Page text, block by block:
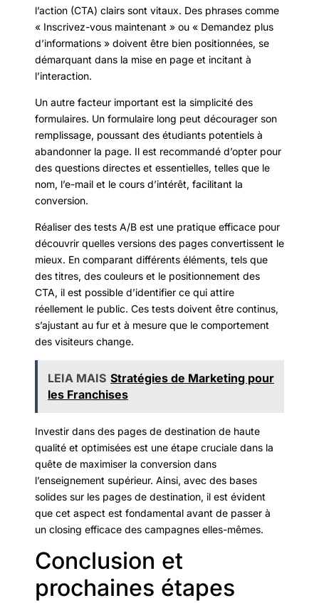
l’action (CTA) clairs sont vitaux. Des phrases comme
« Inscrivez-vous maintenant » ou « Demandez plus
d’informations » doivent être bien positionnées, se
démarquant dans la mise en page et incitant à
l’interaction.
Un autre facteur important est la simplicité des
formulaires. Un formulaire long peut décourager son
remplissage, poussant des étudiants potentiels à
abandonner la page. Il est recommandé d’opter pour
des questions directes et essentielles, telles que le
nom, l’e-mail et le cours d’intérêt, facilitant la
conversion.
Réaliser des tests A/B est une pratique efficace pour
découvrir quelles versions des pages convertissent le
mieux. En comparant différents éléments, tels que
des titres, des couleurs et le positionnement des
CTA, il est possible d’identifier ce qui attire
réellement le public. Ces tests doivent être continus,
s’ajustant au fur et à mesure que le comportement
des visiteurs change.
LEIA MAIS Stratégies de Marketing pour
les Franchises
Investir dans des pages de destination de haute
qualité et optimisées est une étape cruciale dans la
quête de maximiser la conversion dans
l’enseignement supérieur. Ainsi, avec des bases
solides sur les pages de destination, il est évident
que cet aspect est fondamental avant de passer à
un closing efficace des campagnes elles-mêmes.
Conclusion et
prochaines étapes